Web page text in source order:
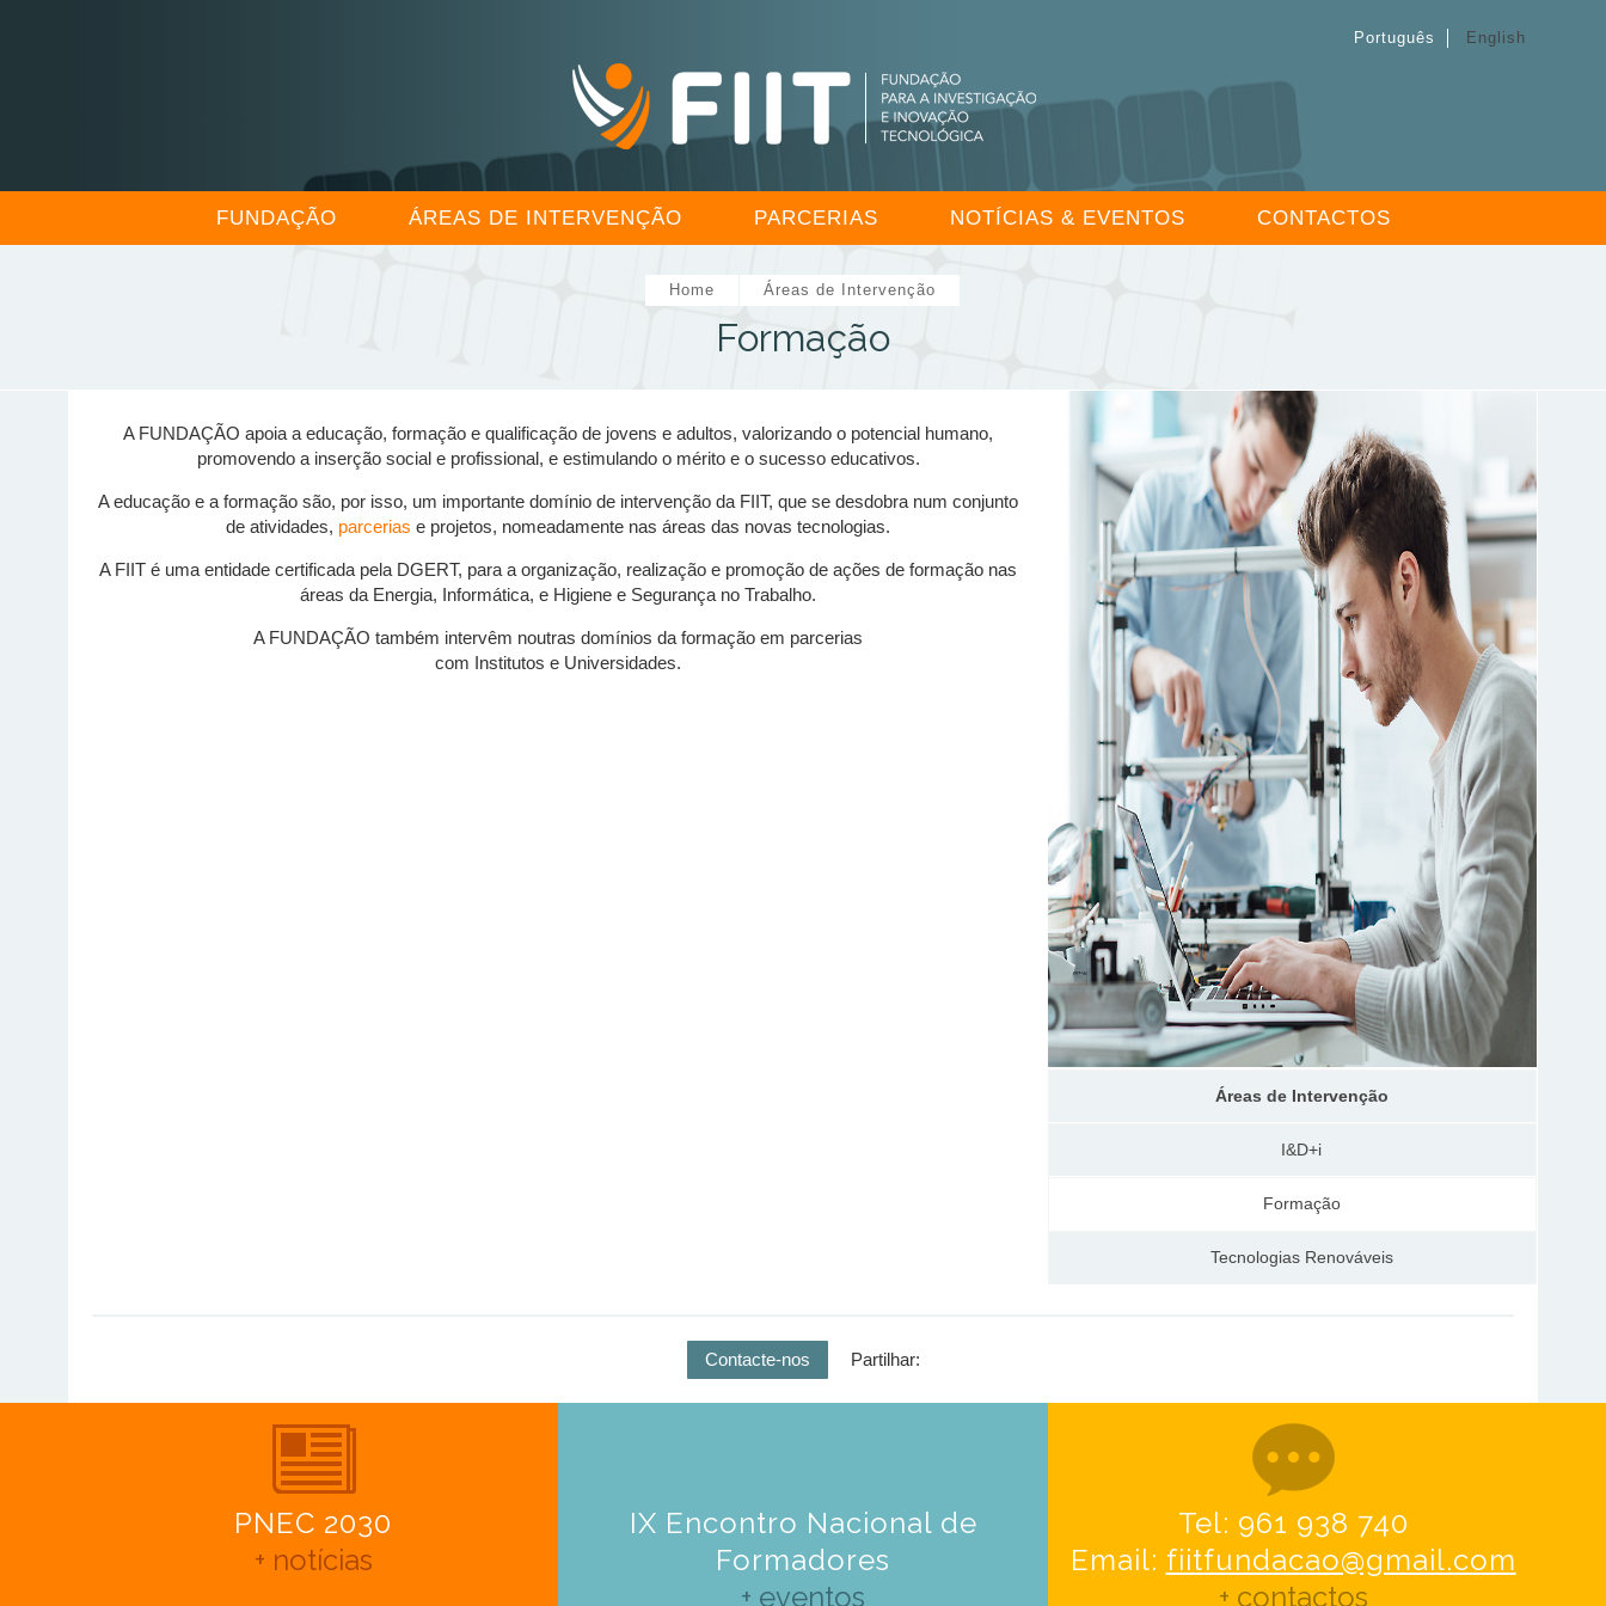
Português English
FUNDAÇÃO ÁREAS DE INTERVENÇÃO PARCERIAS NOTÍCIAS & EVENTOS CONTACTOS
Home Áreas de Intervenção
Formação
Áreas de Intervenção
I&D+i
Formação
Tecnologias Renováveis
A FUNDAÇÃO apoia a educação, formação e qualificação de jovens e adultos, valorizando o potencial humano,
promovendo a inserção social e profissional, e estimulando o mérito e o sucesso educativos.
A educação e a formação são, por isso, um importante domínio de intervenção da FIIT, que se desdobra num conjunto
de atividades, parcerias e projetos, nomeadamente nas áreas das novas tecnologias.
A FIIT é uma entidade certificada pela DGERT, para a organização, realização e promoção de ações de formação nas
áreas da Energia, Informática, e Higiene e Segurança no Trabalho.
A FUNDAÇÃO também intervêm noutras domínios da formação em parcerias
com Institutos e Universidades.
Contacte-nos Partilhar:
PNEC 2030
+ notícias
IX Encontro Nacional de
Formadores
+ eventos
Tel: 961 938 740
Email: fiitfundacao@gmail.com
+ contactos